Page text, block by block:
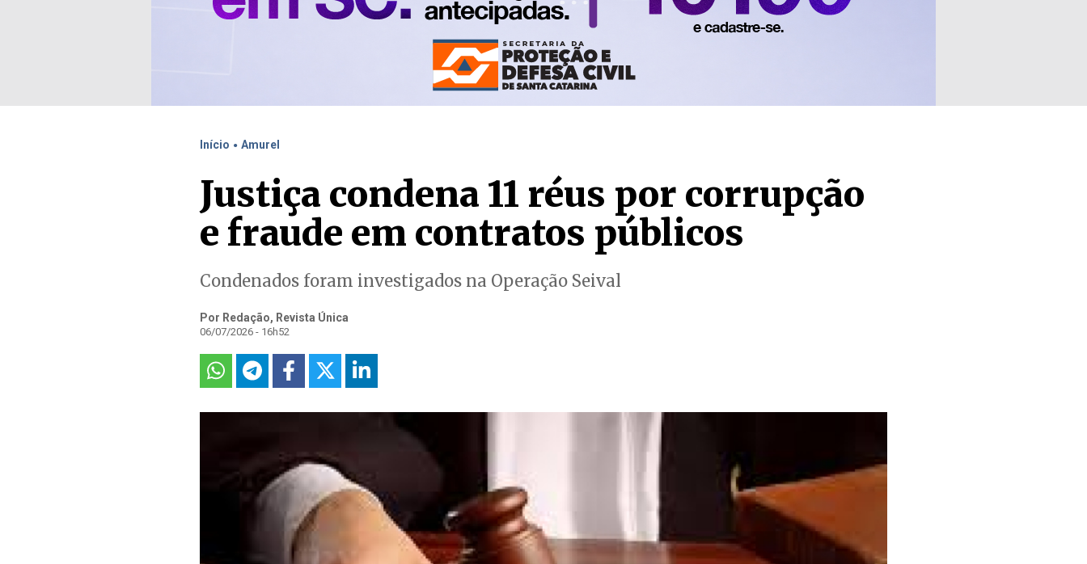
Início . Amurel
Justiça condena 11 réus por corrupção
e fraude em contratos públicos
Condenados foram investigados na Operação Seival
Por Redação, Revista Única
06/07/2026 - 16h52